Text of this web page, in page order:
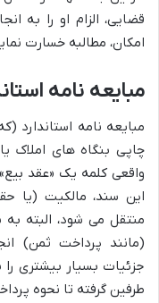
قضایی، الزام او را به
امکان، مطالبه خسارت
مبایعه نامه
مبایعه نامه
چاپی بنگاه های املاک
واقعی کلمه یک «عقد
این سند، مالکیت (یا
منتقل می شود، البته
(مانند پرداخت ثمن)
جزئیات بسیار بیشتری
طرفین گرفته تا نحوه